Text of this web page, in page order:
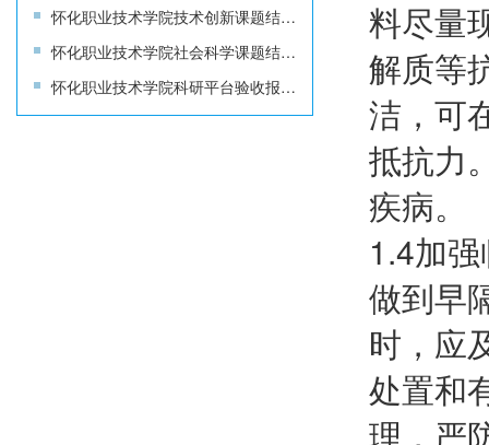
料尽量
解质等
洁，可
抵抗力
疾病。
1.4加
做到早
时，应
处置和
理，严
怀化职业技术学院技术创新课题结题报告书
怀化职业技术学院社会科学课题结题报告书
怀化职业技术学院科研平台验收报告书